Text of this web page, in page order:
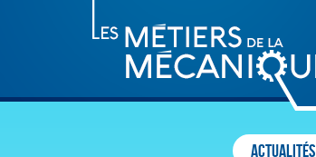
Actualités